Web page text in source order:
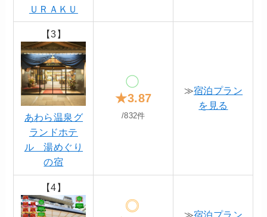
ＵＲＡＫＵ
【3】
あわら温泉グ
ランドホテ
ル 湯めぐり
の宿
★3.87
/832件
≫宿泊プラン
を見る
【4】
≫宿泊プラン